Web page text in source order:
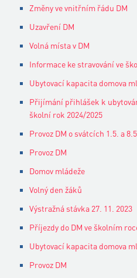
Změny ve vnitřním řádu DM
Uzavření DM
Volná místa v DM
Informace ke stravování ve
Ubytovací kapacita domova
Přijímání přihlášek k
školní rok 2024/2025
Provoz DM o svátcích 1.5. a 8.5.
Provoz DM
Domov mládeže
Volný den žáků
Výstražná stávka 27. 11. 2023
Příjezdy do DM ve školním
Ubytovací kapacita domova
Provoz DM